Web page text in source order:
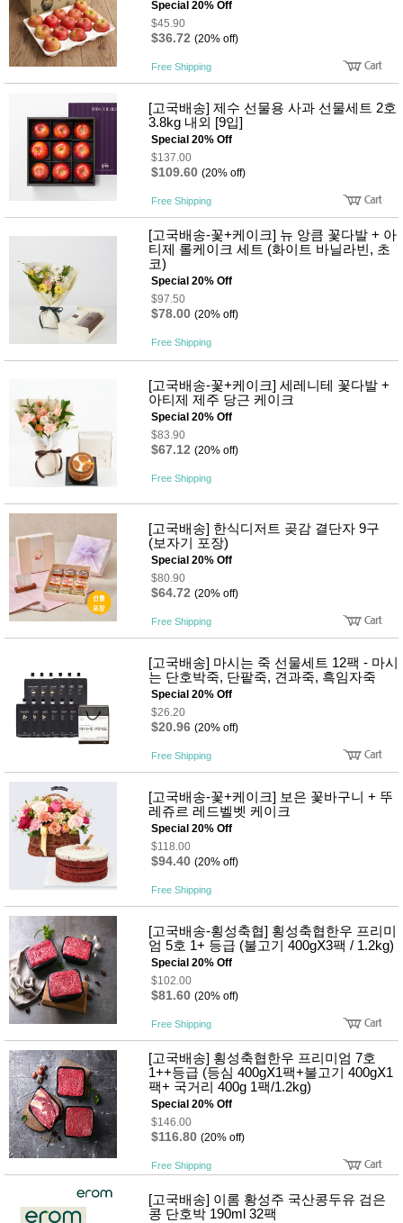
Special 20% Off
$45.90
$36.72 (20% off)
Free Shipping
[고국배송] 제수 선물용 사과 선물세트 2호
3.8kg 내외 [9입]
Special 20% Off
$137.00
$109.60 (20% off)
Free Shipping
[고국배송-꽃+케이크] 뉴 앙큼 꽃다발 + 아
티제 롤케이크 세트 (화이트 바닐라빈, 초
코)
Special 20% Off
$97.50
$78.00 (20% off)
Free Shipping
[고국배송-꽃+케이크] 세레니테 꽃다발 +
아티제 제주 당근 케이크
Special 20% Off
$83.90
$67.12 (20% off)
Free Shipping
[고국배송] 한식디저트 곶감 결단자 9구
(보자기 포장)
Special 20% Off
$80.90
$64.72 (20% off)
Free Shipping
[고국배송] 마시는 죽 선물세트 12팩 - 마시
는 단호박죽, 단팥죽, 견과죽, 흑임자죽
Special 20% Off
$26.20
$20.96 (20% off)
Free Shipping
[고국배송-꽃+케이크] 보은 꽃바구니 + 뚜
레쥬르 레드벨벳 케이크
Special 20% Off
$118.00
$94.40 (20% off)
Free Shipping
[고국배송-횡성축협] 횡성축협한우 프리미
엄 5호 1+ 등급 (불고기 400gⅩ3팩 / 1.2kg)
Special 20% Off
$102.00
$81.60 (20% off)
Free Shipping
[고국배송] 횡성축협한우 프리미엄 7호
1++등급 (등심 400gⅩ1팩+불고기 400gⅩ1
팩+ 국거리 400g 1팩/1.2kg)
Special 20% Off
$146.00
$116.80 (20% off)
Free Shipping
[고국배송] 이롬 황성주 국산콩두유 검은
콩 단호박 190ml 32팩